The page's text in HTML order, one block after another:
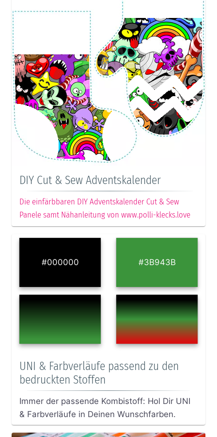
DIY Cut & Sew Adventskalender
Die einfärbbaren DIY Adventskalender Cut & Sew
Panele samt Nähanleitung von www.polli-klecks.love
#000000 #3B943B
UNI & Farbverläufe passend zu den
bedruckten Stoffen
Immer der passende Kombistoff: Hol Dir UNI
& Farbverläufe in Deinen Wunschfarben.